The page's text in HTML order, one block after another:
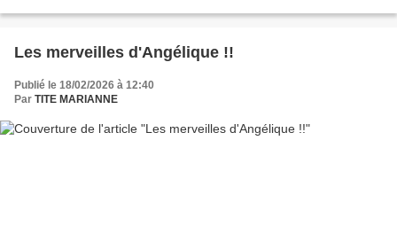
Les merveilles d'Angélique !!
Publié le 18/02/2026 à 12:40
Par TITE MARIANNE